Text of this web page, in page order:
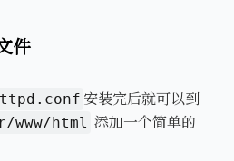
件
安装完后就可以到
www/html 添加一个简单的